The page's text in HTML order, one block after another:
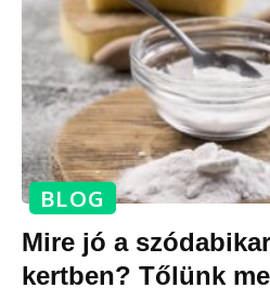
BLOG
Mire jó a
kertben? Tőlünk